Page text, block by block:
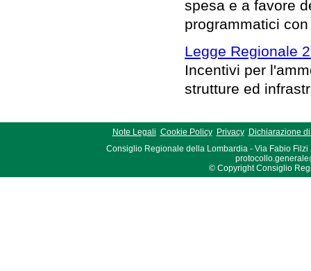
spesa e a favore
programmatici
Legge Regionale
Incentivi per
strutture ed
Note Legali Cookie Policy Privacy
Dichiarazione
Consiglio Regionale della Lombardia - Via Fabio Filzi
© Copyright Consiglio